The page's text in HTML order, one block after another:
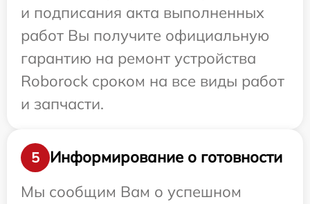
и подписания акта выполненных
работ Вы получите официальную
гарантию на ремонт устройства
Roborock сроком на все виды работ
и запчасти.
5
Информирование о готовности
Мы сообщим Вам о успешном